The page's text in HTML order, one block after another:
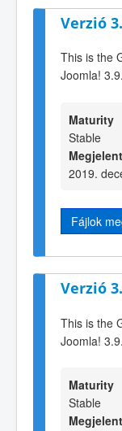
Verzió
This is the
Joomla!
Maturity
Stable
Megjelent
2019.
Fájlok
Verzió
This is the
Joomla!
Maturity
Stable
Megjelent